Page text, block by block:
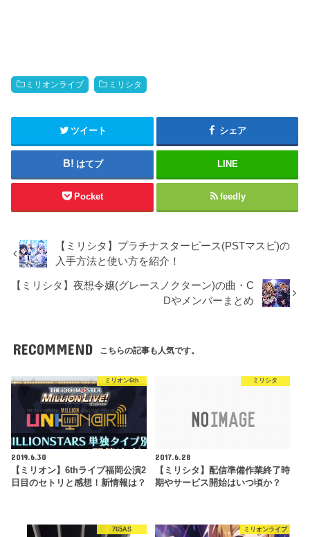
ミリオンライブ ミリシタ
ツイート シェア
はてブ LINE
Pocket feedly
【ミリシタ】プラチナスターピース(PSTマスピ)の
入手方法と使い方を紹介！
【ミリシタ】夜想令嬢(グレースノクターン)の曲・C
Dやメンバーまとめ
RECOMMEND こちらの記事も人気です。
ミリオン6th
2019.6.30
【ミリオン】6thライブ福岡公演2
日目のセトリと感想！新情報は？
ミリシタ
2017.6.28
【ミリシタ】配信準備作業終了時
期やサービス開始はいつ頃か？
765AS ミリオンライブ